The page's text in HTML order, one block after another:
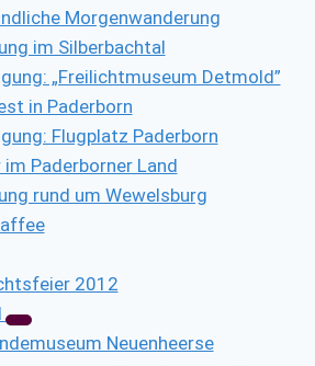
Morgenwanderung
im Silberbachtal
„Freilichtmuseum Detmold”
in Paderborn
Flugplatz Paderborn
im Paderborner Land
rund um Wewelsburg
2012
Neuenheerse